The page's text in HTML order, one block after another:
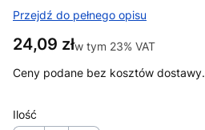
Przejdź do pełnego opisu
Cena
24,09 złw tym 23% VAT
w tym 23% VAT
Ceny podane bez kosztów dostawy.
Ilość